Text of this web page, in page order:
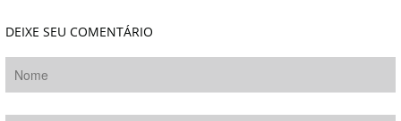
DEIXE SEU COMENTÁRIO